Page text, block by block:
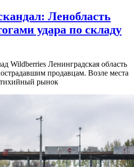
Ленобласть
удара по складу
Wildberries Ленинградская область
продавцам. Возле места
рынок